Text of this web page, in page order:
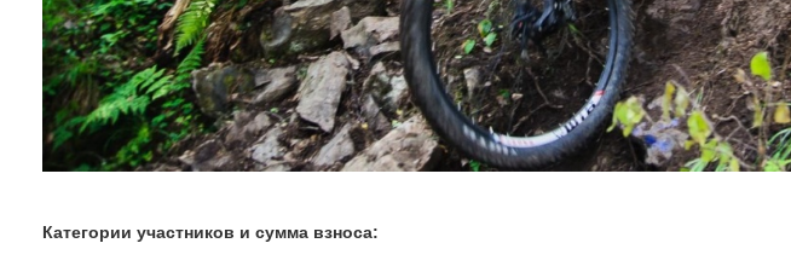
Категории участников и сумма взноса: